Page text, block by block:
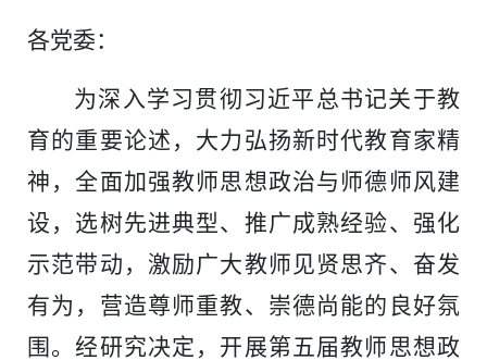
各党委：
为深入学习贯彻习近平总书记关于教
育的重要论述，大力弘扬新时代教育家精
神，全面加强教师思想政治与师德师风建
设，选树先进典型、推广成熟经验、强化
示范带动，激励广大教师见贤思齐、奋发
有为，营造尊师重教、崇德尚能的良好氛
围。经研究决定，开展第五届教师思想政